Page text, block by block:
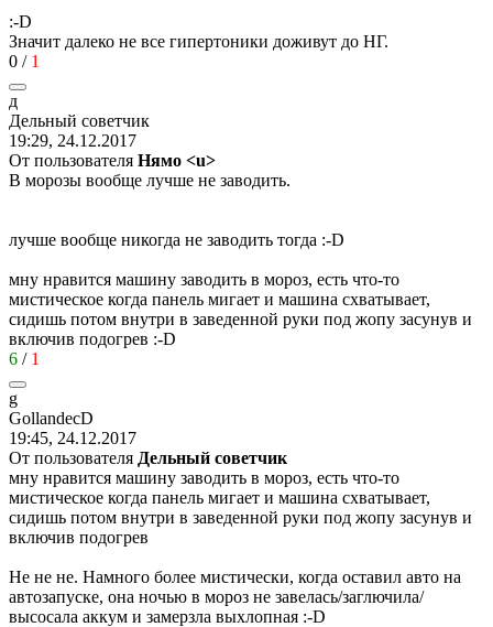
:-D
Значит далеко не все гипертоники доживут до НГ.
0 / 1
д
Дельный советчик
19:29, 24.12.2017
От пользователя Нямо <u>
В морозы вообще лучше не заводить.
лучше вообще никогда не заводить тогда :-D
мну нравится машину заводить в мороз, есть что-то
мистическое когда панель мигает и машина схватывает,
сидишь потом внутри в заведенной руки под жопу засунув и
включив подогрев :-D
6 / 1
g
GollandecD
19:45, 24.12.2017
От пользователя Дельный советчик
мну нравится машину заводить в мороз, есть что-то
мистическое когда панель мигает и машина схватывает,
сидишь потом внутри в заведенной руки под жопу засунув и
включив подогрев
Не не не. Намного более мистически, когда оставил авто на
автозапуске, она ночью в мороз не завелась/заглючила/
высосала аккум и замерзла выхлопная :-D